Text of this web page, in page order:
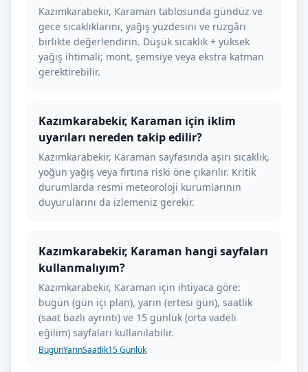
Kazımkarabekir, Karaman tablosunda gündüz ve
gece sıcaklıklarını, yağış yüzdesini ve rüzgârı
birlikte değerlendirin. Düşük sıcaklık + yüksek
yağış ihtimali; mont, şemsiye veya ekstra katman
gerektirebilir.
Kazımkarabekir, Karaman için iklim
uyarıları nereden takip edilir?
Kazımkarabekir, Karaman sayfasında aşırı sıcaklık,
yoğun yağış veya fırtına riski öne çıkarılır. Kritik
durumlarda resmi meteoroloji kurumlarının
duyurularını da izlemeniz gerekir.
Kazımkarabekir, Karaman hangi sayfaları
kullanmalıyım?
Kazımkarabekir, Karaman için ihtiyaca göre:
bugün (gün içi plan), yarın (ertesi gün), saatlik
(saat bazlı ayrıntı) ve 15 günlük (orta vadeli
eğilim) sayfaları kullanılabilir.
BugünYarınSaatlik15 Günlük